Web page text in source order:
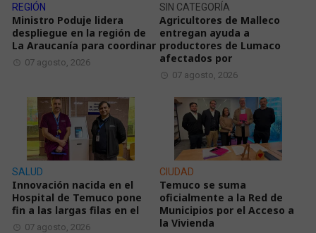
REGIÓN
Ministro Poduje lidera
despliegue en la región de
La Araucanía para coordinar
07 agosto, 2026
SIN CATEGORÍA
Agricultores de Malleco
entregan ayuda a
productores de Lumaco
afectados por
07 agosto, 2026
SALUD
Innovación nacida en el
Hospital de Temuco pone
fin a las largas filas en el
07 agosto, 2026
CIUDAD
Temuco se suma
oficialmente a la Red de
Municipios por el Acceso a
la Vivienda